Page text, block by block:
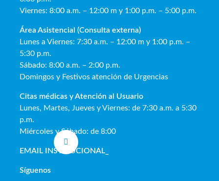
Viernes: 8:00 a.m. – 12:00 m y 1:00 p.m. – 5:00 p.m.
Área Asistencial (Consulta externa)
Lunes a Viernes: 7:30 a.m. – 12:00 m y 1:00 p.m. –
5:30 p.m.
Sábado: 8:00 a.m. – 2:00 p.m.
Domingos y Festivos atención de Urgencias
Citas médicas y Atención al Usuario
Lunes, Martes, Jueves y Viernes: de 7:30 a.m. a 5:30
p.m.
Miércoles y Sábado: de 8:00
EMAIL INSTITUCIONAL
Síguenos